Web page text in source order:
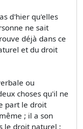
d'hier qu'elles
ne sait
déjà dans ce
et du droit
ou
choses qu'il ne
part le droit
; il a son
le droit naturel ;